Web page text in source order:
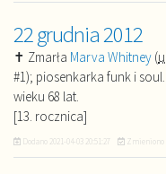
22 grudnia 2012
✝ Zmarła Marva Whitney (
#1); piosenkarka funk i
wieku 68 lat.
[13. rocznica]
Dodano 2021-04-03 20:51:27 Zmieniono